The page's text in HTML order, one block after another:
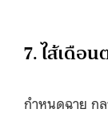
7. ไส้เดือ
กำหนดฉาย ก